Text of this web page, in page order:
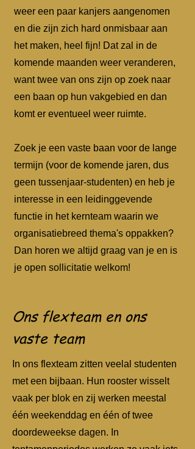
weer een paar kanjers aangenomen
en die zijn zich hard onmisbaar aan
het maken, heel fijn! Dat zal in de
komende maanden weer veranderen,
want twee van ons zijn op zoek naar
een baan op hun vakgebied en dan
komt er eventueel weer ruimte.
Zoek je een vaste baan voor de lange
termijn (voor de komende jaren, dus
geen tussenjaar-studenten) en heb je
interesse in een leidinggevende
functie in het kernteam waarin we
organisatiebreed thema's oppakken?
Dan horen we altijd graag van je en is
je open sollicitatie welkom!
Ons flexteam en ons
vaste team
In ons flexteam zitten veelal studenten
met een bijbaan. Hun rooster wisselt
vaak per blok en zij werken meestal
één weekenddag en één of twee
doordeweekse dagen. In